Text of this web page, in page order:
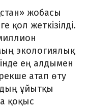
жобасы
қол жеткізілді.
экологиялық
ең алдымен
атап өту
ұйытқы
қоқыс